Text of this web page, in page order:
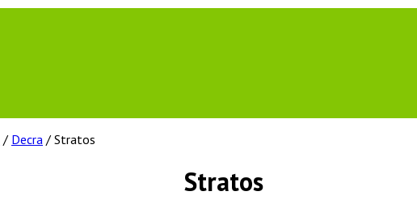
/ Decra / Stratos
Stratos